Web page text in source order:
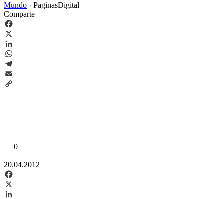
Mundo · PaginasDigital
Comparte
Facebook
X
LinkedIn
WhatsApp
Telegram
Email
0
20.04.2012
Facebook
X